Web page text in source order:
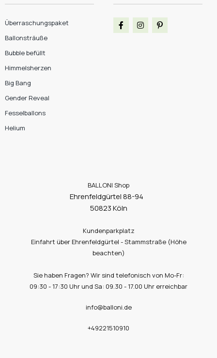
Überraschungspaket
Ballonsträuße
Bubble befüllt
Himmelsherzen
Big Bang
Gender Reveal
Fesselballons
Helium
BALLONI Shop
Ehrenfeldgürtel 88-94
50823 Köln
Kundenparkplatz
Einfahrt über Ehrenfeldgürtel - Stammstraße (Höhe
beachten)
Sie haben Fragen? Wir sind telefonisch von Mo-Fr:
09:30 - 17:30 Uhr und Sa: 09.30 - 17.00 Uhr erreichbar
info@balloni.de
+49221510910